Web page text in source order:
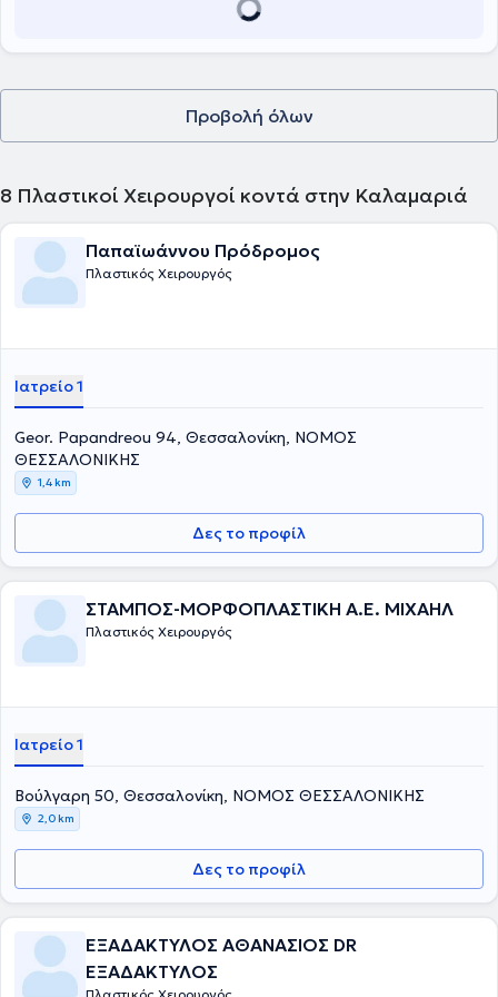
Προβολή όλων
8 Πλαστικοί Χειρουργοί κοντά στην Καλαμαριά
Παπαϊωάννου Πρόδρομος
Πλαστικός Χειρουργός
Ιατρείο 1
Geor. Papandreou 94, Θεσσαλονίκη, ΝΟΜΟΣ
ΘΕΣΣΑΛΟΝΙΚΗΣ
1,4 km
Δες το προφίλ
ΣΤΑΜΠΟΣ-ΜΟΡΦΟΠΛΑΣΤΙΚΗ Α.Ε. ΜΙΧΑΗΛ
Πλαστικός Χειρουργός
Ιατρείο 1
Βούλγαρη 50, Θεσσαλονίκη, ΝΟΜΟΣ ΘΕΣΣΑΛΟΝΙΚΗΣ
2,0 km
Δες το προφίλ
ΕΞΑΔΑΚΤΥΛΟΣ ΑΘΑΝΑΣΙΟΣ DR
ΕΞΑΔΑΚΤΥΛΟΣ